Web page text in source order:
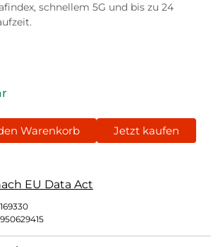
schnellem 5G und bis zu 24
Warenkorb Jetzt kaufen
EU Data Act